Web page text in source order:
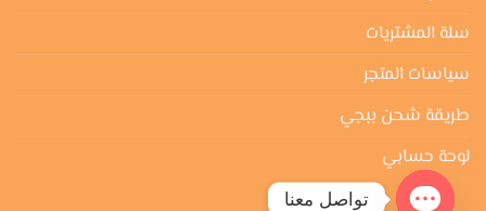
سلة المشتريات
سياسات المتجر
طريقة شحن ببجي
لوحة حسابي
تواصل معنا